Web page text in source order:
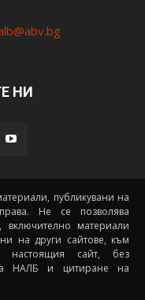
НИ
публикувани на
Не се позволява
включително материали
на други сайтове, към
настоящия сайт, без
НАЛБ и цитиране на